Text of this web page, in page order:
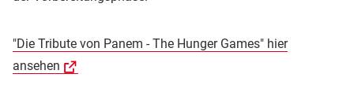
"Die Tribute von Panem - The Hunger Games" hier
ansehen